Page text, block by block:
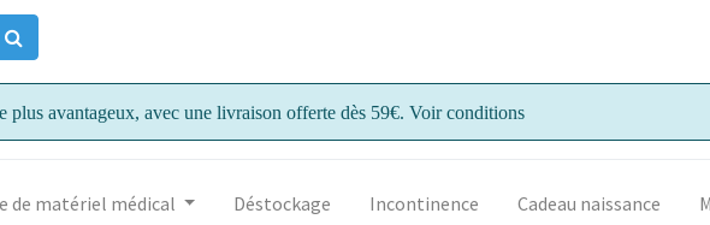
plus avantageux, avec une livraison offerte dès 59€. Voir conditions
de matériel médical Déstockage Incontinence Cadeau naissance